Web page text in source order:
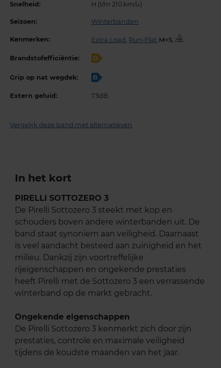
Snelheid: H (t/m 210 km/u)
Seizoen: Winterbanden
Kenmerken: Extra Load , Run-Flat, ,
Brandstofefficiëntie: D
Grip op nat wegdek: B
Extern geluid: 73dB
Vergelijk deze band met alternatieven
In het kort
PIRELLI SOTTOZERO 3
De Pirelli Sottozero 3 steekt met kop en
schouders boven andere winterbanden uit. De
band staat synoniem aan veiligheid. Daarnaast
is veel aandacht besteed aan zuinigheid en het
milieu. Dankzij zijn voortreffelijke
rijeigenschappen en ongekende prestaties
heeft Pirelli met de Sottozero 3 een verrassende
winterband op de markt gebracht.
Ongekende eigenschappen
De Pirelli Sottozero 3 kenmerkt zich door zijn
prestaties, controle en maximale veiligheid
tijdens de koudste maanden van het jaar.